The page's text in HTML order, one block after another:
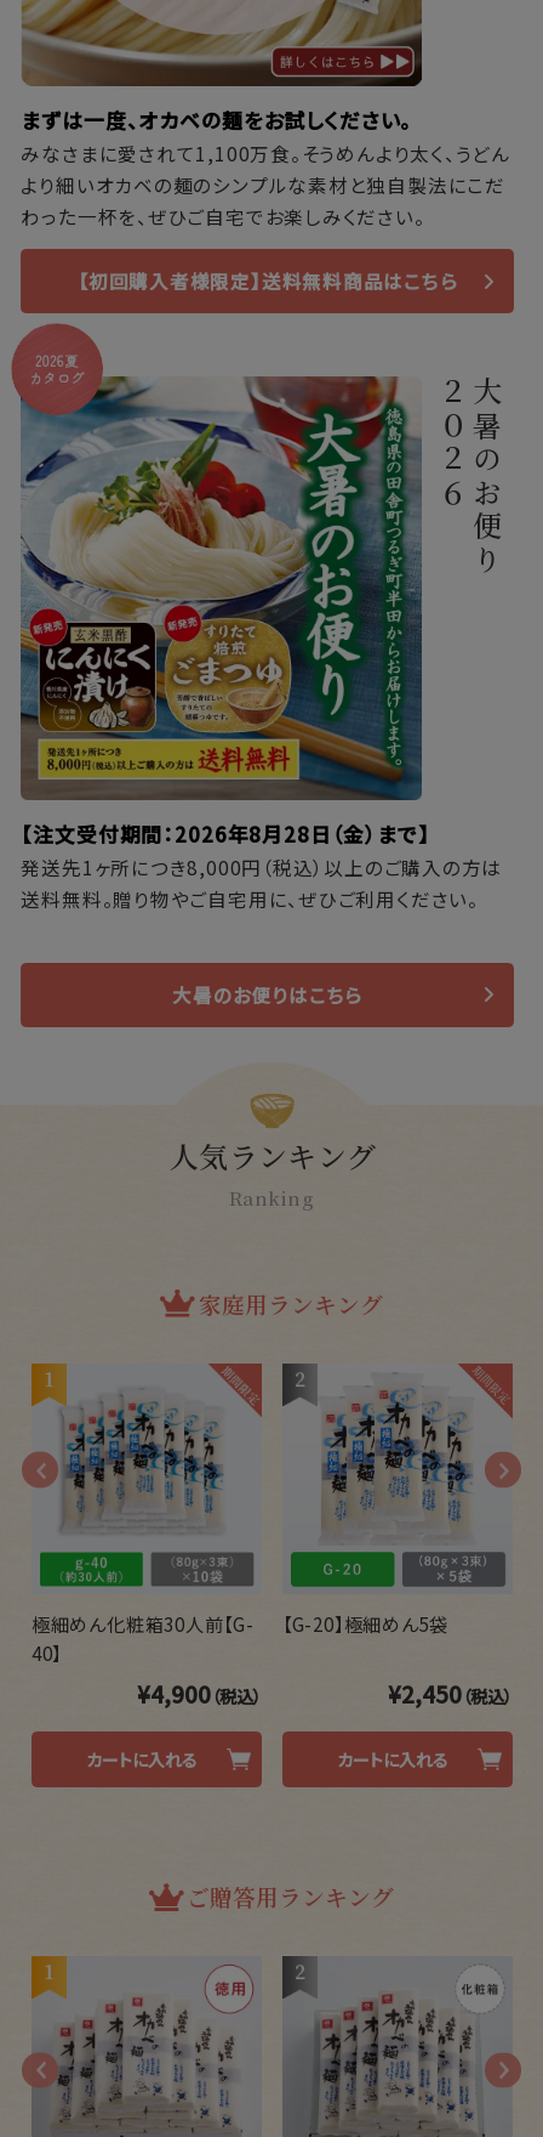
まずは一度、オカベの麺をお試しください。
みなさまに愛されて1,100万食。そうめんより太く、うどん
より細いオカベの麺のシンプルな素材と独自製法にこだ
わった一杯を、ぜひご自宅でお楽しみください。
【初回購入者様限定】送料無料商品はこちら
2026夏
カタログ
【注文受付期間：2026年8月28日（金）まで】
発送先1ヶ所につき8,000円（税込）以上のご購入の方は
送料無料。贈り物やご自宅用に、ぜひご利用ください。
大暑のお便りはこちら
大暑のお便り
２０２６
人気ランキング
Ranking
家庭用ランキング
極細めん化粧箱30人前【G-
40】
¥4,900（税込）
カートに入れる
【G-20】極細めん5袋
¥2,450（税込）
カートに入れる
ご贈答用ランキング